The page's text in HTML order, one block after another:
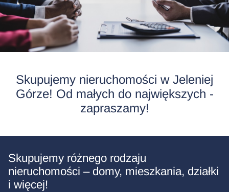
Skupujemy nieruchomości w Jeleniej
Górze! Od małych do największych -
zapraszamy!
Skupujemy różnego rodzaju
nieruchomości – domy, mieszkania, działki
i więcej!